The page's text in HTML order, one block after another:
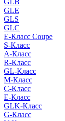
GLB
GLE
GLS
GLC
E-Класс Coupe
S-Класс
A-Класс
R-Класс
GL-Класс
M-Класс
C-Класс
E-Класс
GLK-Класс
G-Класс